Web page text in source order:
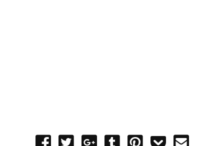
Share
Tweet
Share
Post
Pin
Add